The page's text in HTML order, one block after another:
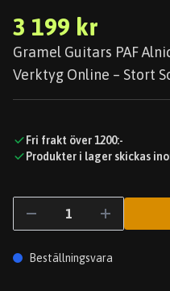
3 199 kr
Gramel Guitars PAF
Verktyg Online – Stort
Fri frakt över 1200:-
Produkter i lager skickas
Beställningsvara